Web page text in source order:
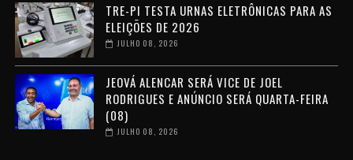
TRE-PI TESTA URNAS ELETRÔNICAS PARA AS
ELEIÇÕES DE 2026
JULHO 08, 2026
JEOVÁ ALENCAR SERÁ VICE DE JOEL
RODRIGUES E ANÚNCIO SERÁ QUARTA-FEIRA
(08)
JULHO 08, 2026